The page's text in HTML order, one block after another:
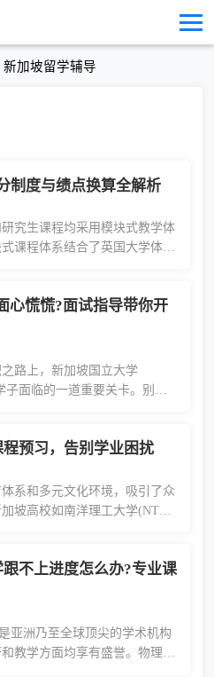
新加坡留学辅导
制度与绩点换算全解析
生课程均采用模块式教学体
课程体系结合了英国大学体系
心慌慌?面试指导带你开
路上，新加坡国立大学
子面临的一道重要关卡。别担
预习，告别学业困扰
和多元文化环境，吸引了众
坡高校如南洋理工大学(NTU)
不上进度怎么办?专业课
洲乃至全球顶尖的学术机构
教学方面均享有盛誉。物理学